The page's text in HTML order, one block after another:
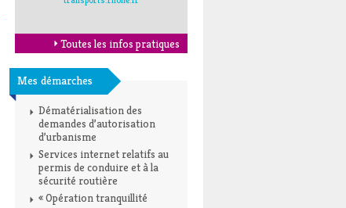
Toutes les infos pratiques
Mes démarches
Dématérialisation des
demandes d’autorisation
d’urbanisme
Services internet relatifs au
permis de conduire et à la
sécurité routière
« Opération tranquillité